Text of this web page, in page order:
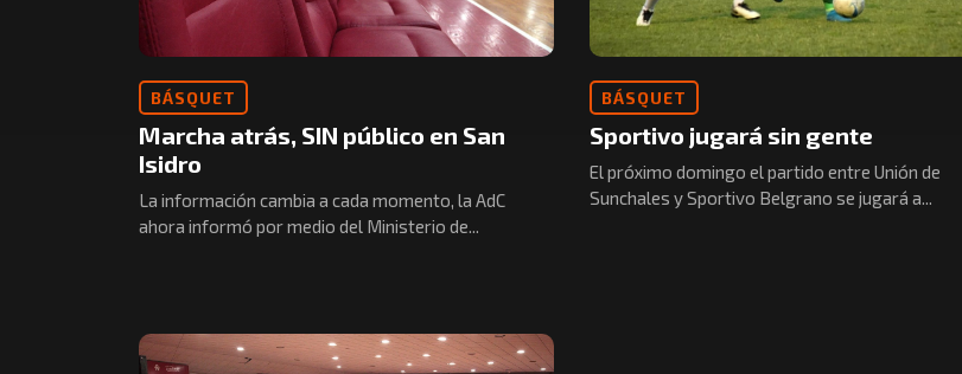
BÁSQUET
Marcha atrás, SIN público en San
Isidro
La información cambia a cada momento, la AdC
ahora informó por medio del Ministerio de...
BÁSQUET
Sportivo jugará sin gente
El próximo domingo el partido entre Unión de
Sunchales y Sportivo Belgrano se jugará a...